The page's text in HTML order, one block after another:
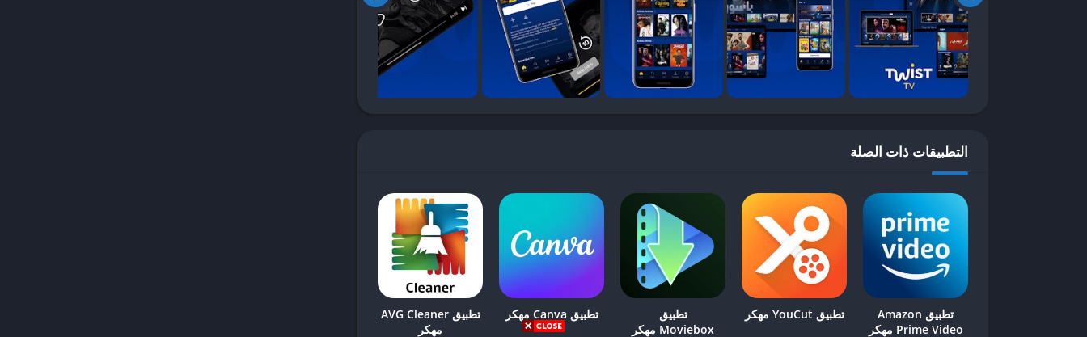
تثبيت التطبيقوفتحه.
ملاحظات مهمة
⚠️ التطبيق غير متوفر على متجر جوجل بلاي
(قد يُعتبر مخالفًا لشروط الاستخدام).
يُفضل استخدامVPNلحماية خصوصيتك.
مميزات وعيوب Twist TV
الإيجابيات
✔️ آلاف الأفلام والمسلسلات بدون اشتراك.
✔️ دعمالبث المباشر
(مباريات، قنوات أفلام، إلخ).
✔️ تحديثات مستمرة للمحتوى.
السلبيات
التطبيقات ذات الصلة
تطبيق Amazon
Prime Video مهكر
تطبيق YouCut مهكر
تطبيق
Moviebox مهكر
تطبيق Canva مهكر
تطبيق AVG Cleaner
مهكر